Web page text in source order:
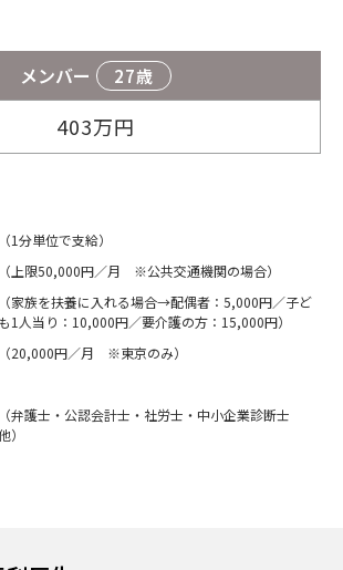
メンバー 27歳
403万円
（1分単位で支給）
（上限50,000円／月 ※公共交通機関の場合）
（家族を扶養に入れる場合→配偶者：5,000円／子ど
も1人当り：10,000円／要介護の方：15,000円）
（20,000円／月 ※東京のみ）
（弁護士・公認会計士・社労士・中小企業診断士
）